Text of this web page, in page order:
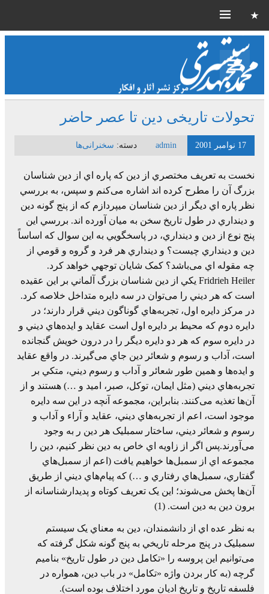
تحولات تاریخی دین تا عصر حاضر
17 نوامبر 2001 admin دسته: سخنرانی‌ها
نخست به تعريف مختصري از دين که پاره اي از دين شناسان
بزرگ آن را مطرح کرده اند اشاره می‌کنم و سپس، به بررسي
نظر پاره اي ديگر از دين شناسان ميپردازم که از پنج گونه دين
و دينداري در طول تاريخ سخن به ميان آورده اند. بررسي اين
پنج نوع از دين و دينداري، در پاسخگويي به اين سوال که اساساً
دين و دينداري چيست؟ و دينداري هر فرد و گروه و قومي از
چه مقوله اي می‌باشد؟ کمک شايان توجهي خواهد کرد.
Fridrieh Heiler يکي از دين شناسان بزرگ آلماني بر اين عقيده
است که هر ديني را می‌توان در سه دايره متداخل خلاصه کرد.
در مرکز دايره اول، تجربه‌هاي گوناگون ديني قرار دارند؛ در
دايره دوم که محيط بر دايره اول است عقايد و ايده‌هاي ديني و
در دايره سوم که هر دو دايره ديگر را در درون خويش گنجانده
است، آداب و رسوم و شعائر دين جاي می‌گيرند. در واقع عقايد
و ايده‌ها و همين طور شعائر و آداب و رسوم ديني، متکي بر
تجربه‌هاي ديني (مثل ايمان، توکل، صبر، اميد و …) هستند و از
آن‌ها تغذيه می‌کنند. بنابراين، مجموعه آنچه در اين سه دايره
موجود است، اعم از تجربه‌هاي ديني، عقايد و آراء و آداب و
رسوم و شعائر ديني، ساختار سمبليک هر دين ر به وجود
می‌آورند.پس اگر از زاويه اي خاص به دين نظر کنيم، دين را
مجموعه اي از سمبل‌ها خواهيم يافت (اعم از سمبل‌هاي
گفتاري، سمبل‌هاي رفتاري و …) که پيام‌هاي ديني از طريق
آن‌ها پخش می‌شوند؛ اين يک تعريف کوتاه و پديدارشناسانه از
برون دين به دين است. (1)
به نظر عده اي از دانشمندان، دين به معناي يک سيستم
سمبليک در پنج مرحله تاريخي به پنج گونه شکل گرفته که
می‌توانيم اين پروسه را «تکامل دين در طول تاريخ» بناميم
گرچه (به کار بردن واژه «تکامل» در باب دين، همواره در
فلسفه تاريخ و تاريخ اديان مورد اختلاف بوده است).